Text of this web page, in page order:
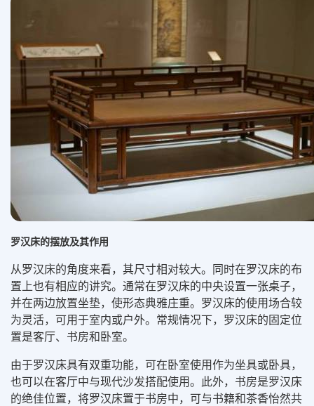
罗汉床的摆放及其作用
从罗汉床的角度来看，其尺寸相对较大。同时在罗汉床的布
置上也有相应的讲究。通常在罗汉床的中央设置一张桌子，
并在两边放置坐垫，使形态典雅庄重。罗汉床的使用场合较
为灵活，可用于室内或户外。常规情况下，罗汉床的固定位
置是客厅、书房和卧室。
由于罗汉床具有双重功能，可在卧室使用作为坐具或卧具，
也可以在客厅中与现代沙发搭配使用。此外，书房是罗汉床
的绝佳位置，将罗汉床置于书房中，可与书籍和茶香怡然共